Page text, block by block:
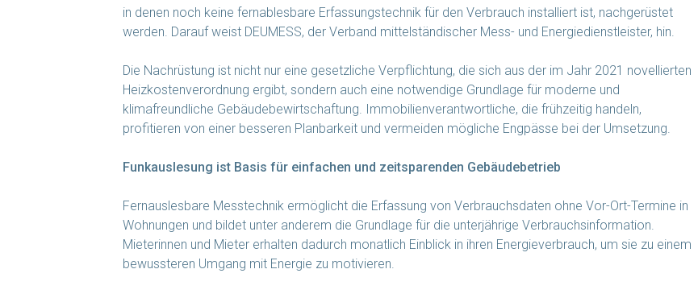
in denen noch keine fernablesbare Erfassungstechnik für den Verbrauch installiert ist, nachgerüstet
werden. Darauf weist DEUMESS, der Verband mittelständischer Mess- und Energiedienstleister, hin.
Die Nachrüstung ist nicht nur eine gesetzliche Verpflichtung, die sich aus der im Jahr 2021 novellierten
Heizkostenverordnung ergibt, sondern auch eine notwendige Grundlage für moderne und
klimafreundliche Gebäudebewirtschaftung. Immobilienverantwortliche, die frühzeitig handeln,
profitieren von einer besseren Planbarkeit und vermeiden mögliche Engpässe bei der Umsetzung.
Funkauslesung ist Basis für einfachen und zeitsparenden Gebäudebetrieb
Fernauslesbare Messtechnik ermöglicht die Erfassung von Verbrauchsdaten ohne Vor-Ort-Termine in
Wohnungen und bildet unter anderem die Grundlage für die unterjährige Verbrauchsinformation.
Mieterinnen und Mieter erhalten dadurch monatlich Einblick in ihren Energieverbrauch, um sie zu einem
bewussteren Umgang mit Energie zu motivieren.